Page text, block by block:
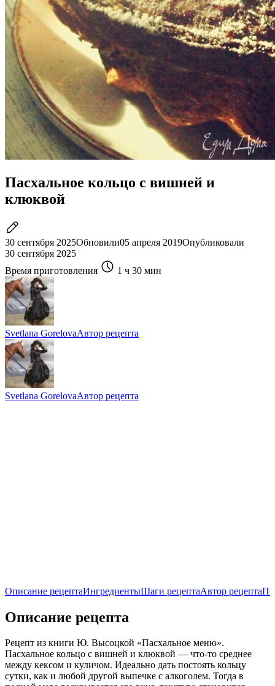
Пасхальное кольцо c вишней и
клюквой
30 сентября 2025Обновили05 апреля 2019Опубликовали
30 сентября 2025
Время приготовления
1 ч 30 мин
Svetlana GorelovaАвтор рецепта
Svetlana GorelovaАвтор рецепта
Описание рецептаИнгредиентыШаги рецептаАвтор рецепта
Описание рецепта
Рецепт из книги Ю. Высоцкой «Пасхальное меню».
Пасхальное кольцо с вишней и клюквой — что-то среднее
между кексом и куличом. Идеально дать постоять кольцу
сутки, как и любой другой выпечке с алкоголем. Тогда в